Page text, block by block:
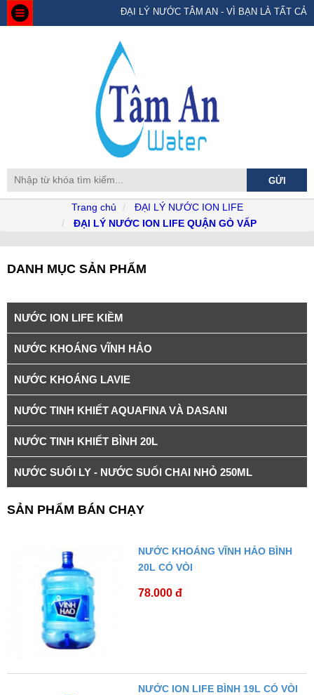
ĐẠI LÝ NƯỚC TÂM AN - VÌ BẠN LÀ TẤT CẢ
Trang chủ
ĐẠI LÝ NƯỚC ION LIFE
ĐẠI LÝ NƯỚC ION LIFE QUẬN GÒ VẤP
DANH MỤC SẢN PHẨM
NƯỚC ION LIFE KIỀM
NƯỚC KHOÁNG VĨNH HẢO
NƯỚC KHOÁNG LAVIE
NƯỚC TINH KHIẾT AQUAFINA VÀ DASANI
NƯỚC TINH KHIẾT BÌNH 20L
NƯỚC SUỐI LY - NƯỚC SUỐI CHAI NHỎ 250ML
SẢN PHẨM BÁN CHẠY
NƯỚC KHOÁNG VĨNH HẢO BÌNH
20L CÓ VÒI
78.000 đ
NƯỚC ION LIFE BÌNH 19L CÓ VÒI